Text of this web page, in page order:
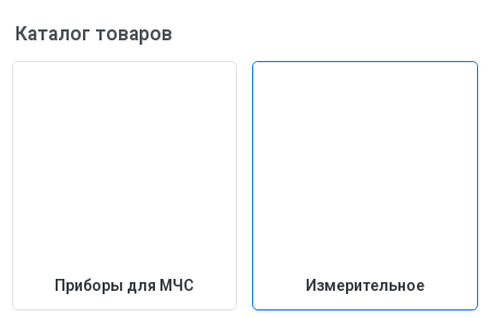
Каталог товаров
Приборы для МЧС Измерительное